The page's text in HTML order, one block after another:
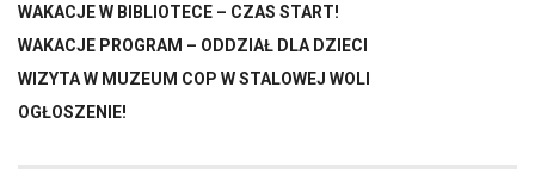
WAKACJE W BIBLIOTECE – CZAS START!
WAKACJE PROGRAM – ODDZIAŁ DLA DZIECI
WIZYTA W MUZEUM COP W STALOWEJ WOLI
OGŁOSZENIE!